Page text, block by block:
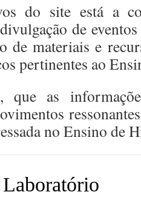
do site está a
de
de materiais e
pertinentes ao
que as
no Ensino de
oratório